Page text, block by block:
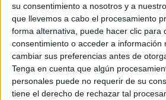
su consentimiento a nosotros y a
que llevemos a cabo el procesamiento
forma alternativa, puede hacer clic para
consentimiento o acceder a información
cambiar sus preferencias antes de
Tenga en cuenta que algún
personales puede no requerir de su
tiene el derecho de rechazar tal
Grado en Ingeniería en Diseño Industrial y
Producto
Universidad Politécnica de
Universidad Pública
Duración:4,0 años
Precio del primer curso:1.007 €
Pídeles información ¡GRATIS!